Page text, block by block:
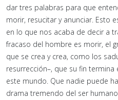
dar tres palabras para que
morir, resucitar y anunciar. Esto
en lo que nos acaba de decir a
fracaso del hombre es morir, el
que se crea y crea, como los
resurrección–, que su fin
este mundo. Que nadie puede
drama tremendo del ser